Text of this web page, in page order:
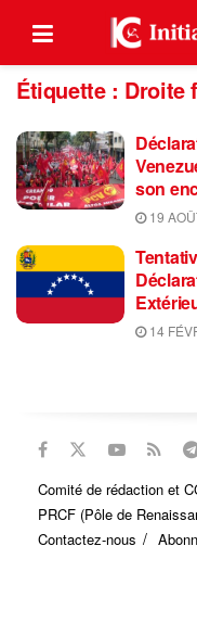
Étiquette : Droite
son
19
14
Comité de rédaction et
PRCF (Pôle de
Contactez-nous